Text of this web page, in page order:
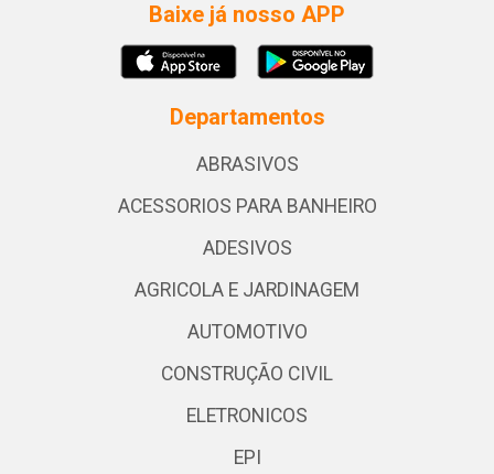
Baixe já nosso APP
Departamentos
ABRASIVOS
ACESSORIOS PARA BANHEIRO
ADESIVOS
AGRICOLA E JARDINAGEM
AUTOMOTIVO
CONSTRUÇÃO CIVIL
ELETRONICOS
EPI